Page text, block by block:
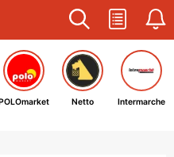
Netto Intermarche